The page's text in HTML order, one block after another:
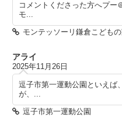
コメントくださった方へプー
モ...
モンテッソーリ鎌倉こども
アライ
2025年11月26日
逗子市第一運動公園といえば
が、...
逗子市第一運動公園